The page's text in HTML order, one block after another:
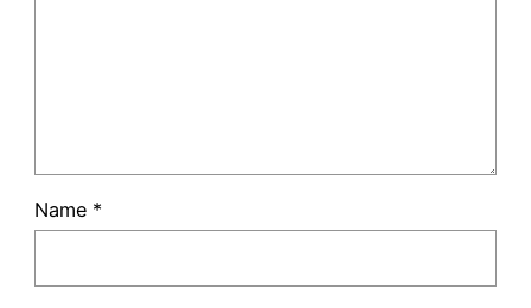
Name *